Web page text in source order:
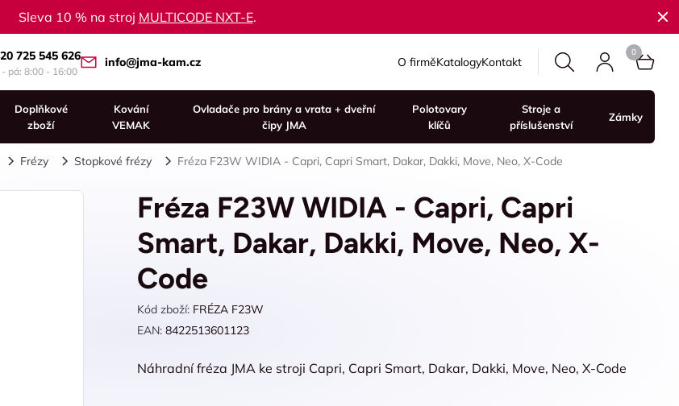
Sleva 10 % na stroj MULTICODE NXT-E.
725 545 626
- pá: 8:00 - 16:00
info@jma-kam.cz O firměKatalogyKontakt
Doplňkové
zboží
Kování
VEMAK
Ovladače pro brány a vrata + dveřní
čipy JMA
Polotovary
klíčů
Stroje a
příslušenství
Zámky
Frézy Stopkové frézy Fréza F23W WIDIA - Capri, Capri Smart, Dakar, Dakki, Move, Neo, X-Code
Fréza F23W WIDIA - Capri, Capri
Smart, Dakar, Dakki, Move, Neo, X-
Code
Kód zboží: FRÉZA F23W
EAN: 8422513601123
Náhradní fréza JMA ke stroji Capri, Capri Smart, Dakar, Dakki, Move, Neo, X-Code